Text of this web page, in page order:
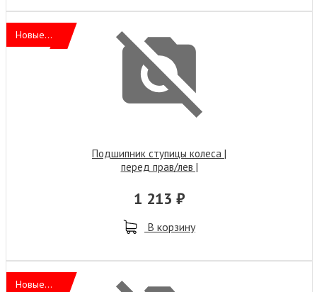
Новые...
Подшипник ступицы колеса |
перед прав/лев |
1 213 ₽
В корзину
Новые...